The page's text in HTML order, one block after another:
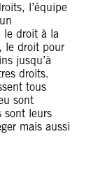
l’équipe
le droit à la
le droit pour
jusqu’à
droits.
tous
sont
sont leurs
mais aussi